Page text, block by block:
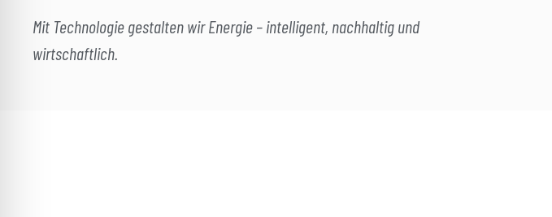
Mit Technologie gestalten wir Energie – intelligent, nachhaltig und
wirtschaftlich.